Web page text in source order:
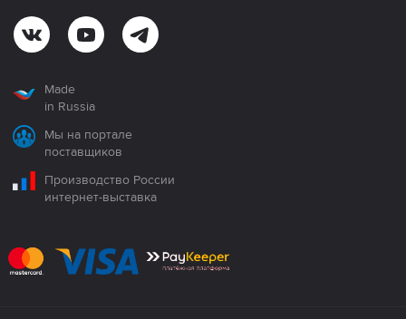
Made
in Russia
Мы на портале
поставщиков
Производство России
интернет-выставка